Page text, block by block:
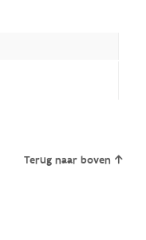
Terug naar boven